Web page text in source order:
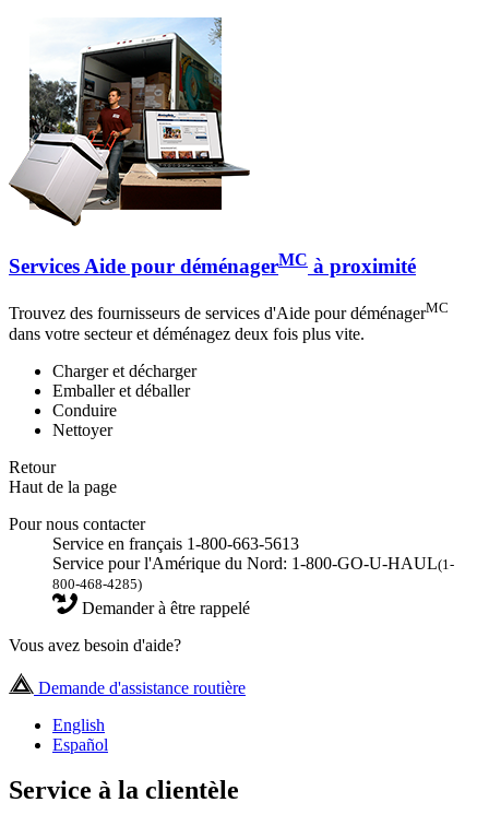
Services Aide pour déménagerMC à proximité
Trouvez des fournisseurs de services d'Aide pour déménagerMC
dans votre secteur et déménagez deux fois plus vite.
Charger et décharger
Emballer et déballer
Conduire
Nettoyer
Retour
Haut de la page
Pour nous contacter
Service en français 1-800-663-5613
Service pour l'Amérique du Nord: 1-800-GO-U-HAUL(1-
800-468-4285)
Demander à être rappelé
Vous avez besoin d'aide?
Demande d'assistance routière
English
Español
Service à la clientèle